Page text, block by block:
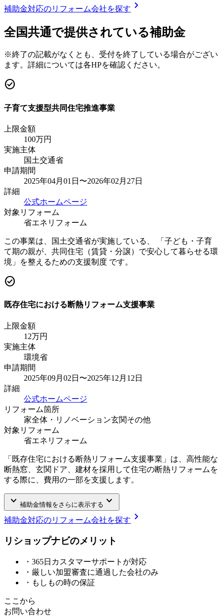
補助金対応のリフォーム会社を探す chevron_right
全国共通で提供されている補助金
※終了の記載がなくとも、受付を終了している場合がござい
ます。詳細については各HPを確認ください。
check_circle
子育て支援型共同住宅推進事業
上限金額
100万円
実施主体
国土交通省
申請期間
2025年04月01日〜2026年02月27日
詳細
公式ホームページ
対象リフォーム
省エネリフォーム
この事業は、国土交通省が実施している、 「子ども・子育
て期の親が、共同住宅（賃貸・分譲）で安心して暮らせる環
境」を整えるための支援制度 です。
check_circle
既存住宅における断熱リフォーム支援事業
上限金額
12万円
実施主体
環境省
申請期間
2025年09月02日〜2025年12月12日
詳細
公式ホームページ
リフォーム箇所
家全体・リノベーション玄関その他
対象リフォーム
省エネリフォーム
「既存住宅における断熱リフォーム支援事業」は、高性能な
断熱窓、玄関ドア、建材を採用して住宅の断熱リフォームを
する際に、費用の一部を支援します。
keyboard_arrow_down 補助金情報をさらに表示する keyboard_arrow_down
補助金対応のリフォーム会社を探す chevron_right
リショップナビのメ リ ッ ト
・365日カスタマーサポートが対応
・厳しい加盟審査に通過した会社のみ
・もしもの時の保証
ここから
お問い合わせ